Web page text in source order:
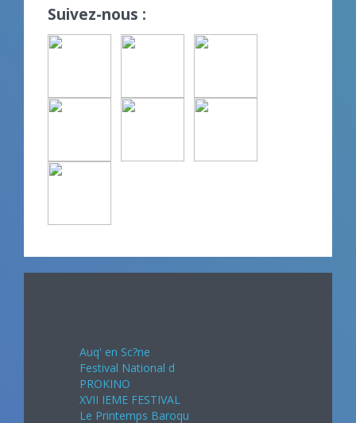
Suivez-nous :
Auq' en Sc?ne
Festival National d
PROKINO
XVII IEME FESTIVAL
Le Printemps Baroqu